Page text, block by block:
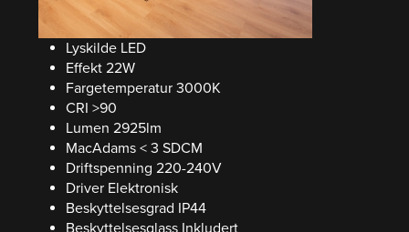
Lyskilde LED
Effekt 22W
Fargetemperatur 3000K
CRI >90
Lumen 2925lm
MacAdams < 3 SDCM
Driftspenning 220-240V
Driver Elektronisk
Beskyttelsesgrad IP44
Beskyttelsesglass Inkludert